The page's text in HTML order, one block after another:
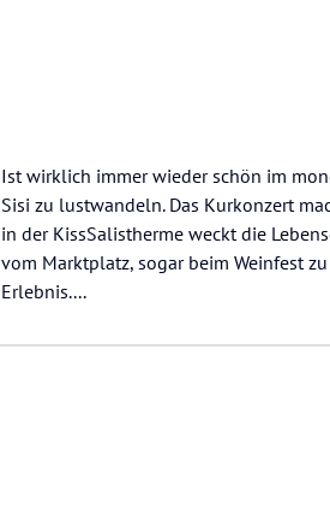
Ist wirklich immer wieder schön im
Sisi zu lustwandeln. Das Kurkonzert
in der KissSalistherme weckt die
vom Marktplatz, sogar beim Weinfest
Erlebnis....